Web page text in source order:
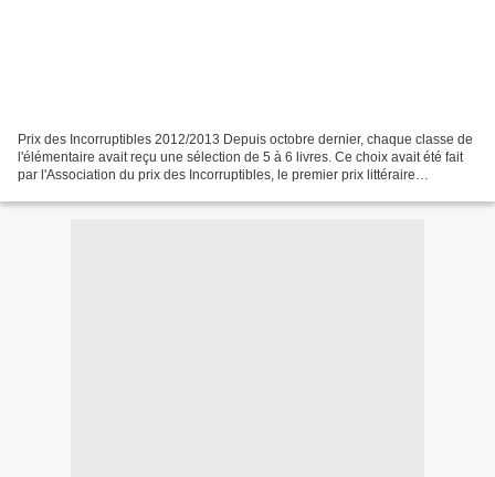
Prix des Incorruptibles 2012/2013 Depuis octobre dernier, chaque classe de
l'élémentaire avait reçu une sélection de 5 à 6 livres. Ce choix avait été fait
par l'Association du prix des Incorruptibles, le premier prix littéraire